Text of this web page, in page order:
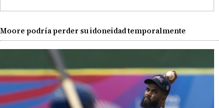
Moore podría perder su idoneidad temporalmente